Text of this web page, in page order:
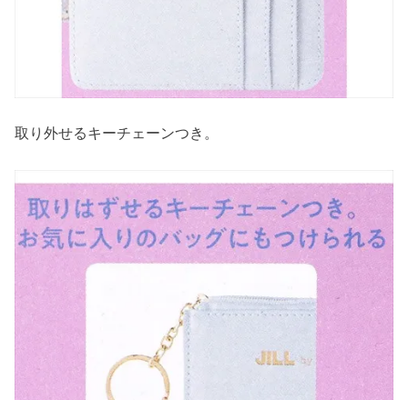
取り外せるキーチェーンつき。